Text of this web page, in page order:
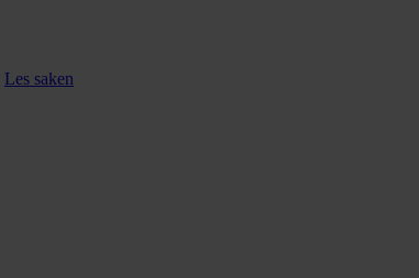
Les saken